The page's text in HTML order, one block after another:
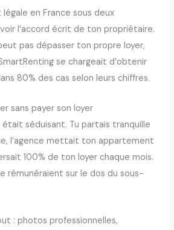
en France sous deux
l’accord écrit de ton propriétaire.
pas dépasser ton propre loyer,
se chargeait d’obtenir
80% des cas selon leurs chiffres.
sans payer son loyer
séduisant. Tu partais tranquille
l’agence mettait ton appartement
100% de ton loyer chaque mois.
rémunéraient sur le dos du sous-
: photos professionnelles,